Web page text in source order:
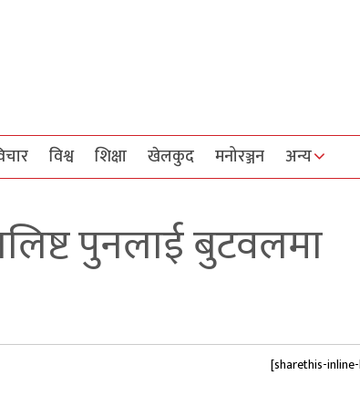
विश्व शिक्षा खेलकुद मनोरञ्जन अन्य
पुनलाई बुटवलमा
[sharethis-